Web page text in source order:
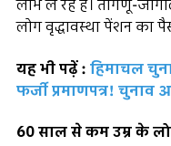
लाभ ले रहे हैं। तांगणू-
लोग वृद्धावस्था पेंशन का
यह भी पढ़ें : हिमाचल
फर्जी प्रमाणपत्र!
60 साल से कम उम्र के